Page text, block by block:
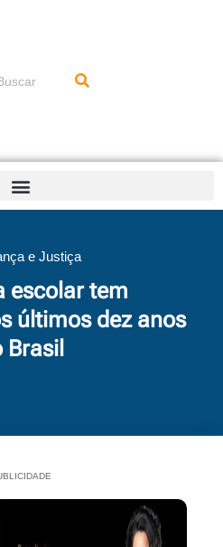
e Justiça
escolar tem
últimos dez anos
Brasil